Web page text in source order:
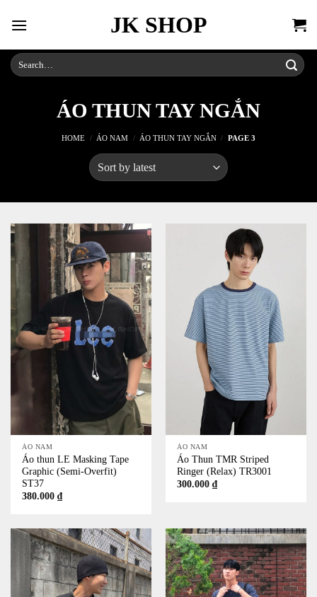
JK SHOP
Search
for:
ÁO THUN TAY NGẮN
HOME / ÁO NAM / ÁO THUN TAY NGẮN / PAGE 3
ÁO NAM
Áo thun LE Masking Tape
Graphic (Semi-Overfit)
ST37
380.000₫
ÁO NAM
Áo Thun TMR Striped
Ringer (Relax) TR3001
300.000₫